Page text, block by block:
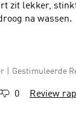
zit lekker,
na wassen.
Gestimuleerde
0 Review